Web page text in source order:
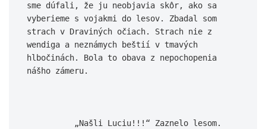
sme dúfali, že ju neobjavia skôr, ako sa
vyberieme s vojakmi do lesov. Zbadal som
strach v Draviných očiach. Strach nie z
wendiga a neznámych beštií v tmavých
hlbočinách. Bola to obava z nepochopenia
nášho zámeru.